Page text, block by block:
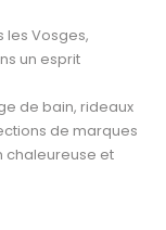
les Vosges,
un esprit
de bain, rideaux
de marques
chaleureuse et